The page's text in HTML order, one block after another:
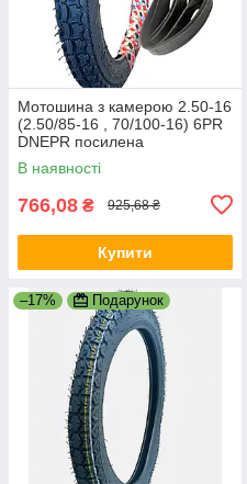
Мотошина з камерою 2.50-16
(2.50/85-16 , 70/100-16) 6PR
DNEPR посилена
В наявності
766,08 ₴ 925,68 ₴
Купити
–17% Подарунок